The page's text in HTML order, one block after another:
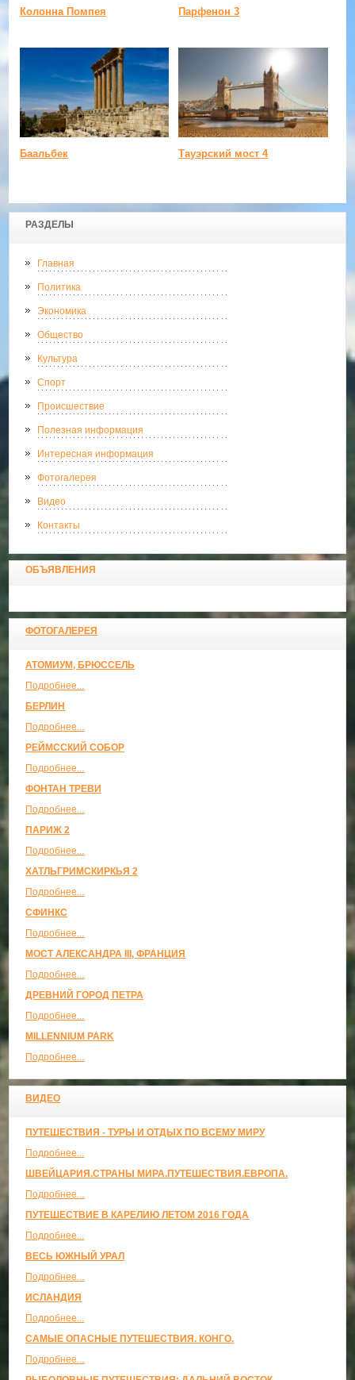
РАЗДЕЛЫ
Главная
Политика
Экономика
Общество
Культура
Спорт
Происшествие
Полезная информация
Интересная информация
Фотогалерея
Видео
Контакты
ОБЪЯВЛЕНИЯ
ФОТОГАЛЕРЕЯ
АТОМИУМ, БРЮССЕЛЬ
Подробнее...
БЕРЛИН
Подробнее...
РЕЙМССКИЙ СОБОР
Подробнее...
ФОНТАН ТРЕВИ
Подробнее...
ПАРИЖ 2
Подробнее...
ХАТЛЬГРИМСКИРКЬЯ 2
Подробнее...
СФИНКС
Подробнее...
МОСТ АЛЕКСАНДРА III, ФРАНЦИЯ
Подробнее...
ДРЕВНИЙ ГОРОД ПЕТРА
Подробнее...
MILLENNIUM PARK
Подробнее...
ВИДЕО
ПУТЕШЕСТВИЯ - ТУРЫ И ОТДЫХ ПО ВСЕМУ МИРУ
Подробнее...
ШВЕЙЦАРИЯ.СТРАНЫ МИРА.ПУТЕШЕСТВИЯ.ЕВРОПА.
Подробнее...
ПУТЕШЕСТВИЕ В КАРЕЛИЮ ЛЕТОМ 2016 ГОДА
Подробнее...
ВЕСЬ ЮЖНЫЙ УРАЛ
Подробнее...
ИСЛАНДИЯ
Подробнее...
САМЫЕ ОПАСНЫЕ ПУТЕШЕСТВИЯ. КОНГО.
Подробнее...
Колонна Помпея Парфенон 3
Баальбек Тауэрский мост 4